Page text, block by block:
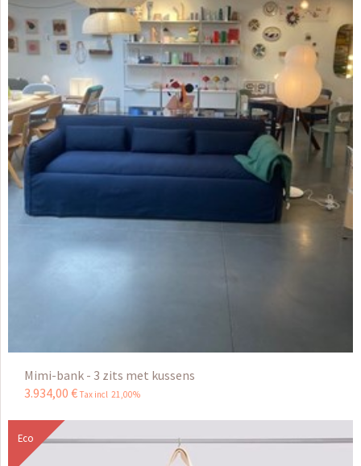
Mimi-bank - 3 zits met kussens
3.934,00 € Tax incl 21,00%
Eco